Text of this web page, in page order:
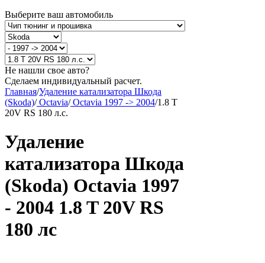
Выберите ваш автомобиль
Не нашли свое авто?
Сделаем индивидуальный расчет.
Главная/Удаление катализатора Шкода
(Skoda)/Octavia/Octavia 1997 -> 2004/1.8 T
20V RS 180 л.с.
Удаление
катализатора Шкода
(Skoda) Octavia 1997
- 2004 1.8 T 20V RS
180 лс